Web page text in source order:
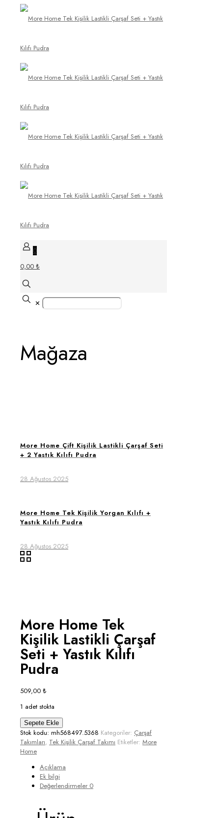
0
0,00 ₺
✕
Mağaza
More Home Çift Kişilik Lastikli Çarşaf Seti
+ 2 Yastık Kılıfı Pudra
28 Ağustos 2025
More Home Tek Kişilik Yorgan Kılıfı +
Yastık Kılıfı Pudra
28 Ağustos 2025
More Home Tek
Kişilik Lastikli Çarşaf
Seti + Yastık Kılıfı
Pudra
509,00 ₺
1 adet stokta
More
Home
Tek
Kişilik
Çarşaf
Sepete Ekle
Stok kodu: mh568497.5368 Kategoriler: Çarşaf
Takımları, Tek Kişilik Çarşaf Takımı Etiketler: More
Home
Açıklama
Ek bilgi
Değerlendirmeler 0